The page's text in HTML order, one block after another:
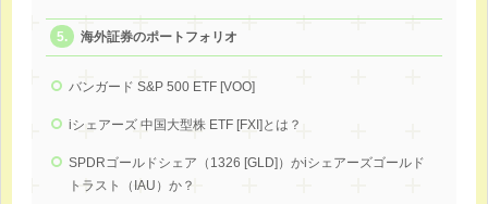
海外証券のポートフォリオ
バンガード S&P 500 ETF [VOO]
iシェアーズ 中国大型株 ETF [FXI]とは？
SPDRゴールドシェア（1326 [GLD]）かiシェアーズゴールド
トラスト（IAU）か？